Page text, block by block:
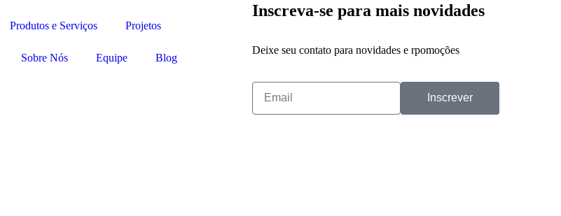
Produtos e Serviços Projetos
Sobre Nós Equipe Blog
Inscreva-se para mais novidades
Deixe seu contato para novidades e rpomoções
Inscrever